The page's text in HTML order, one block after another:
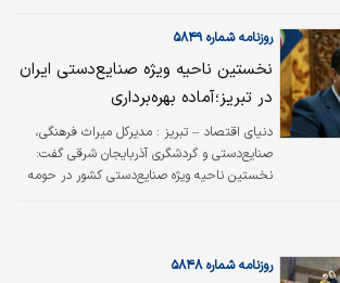
اگر قرار بود از حوالی مرکز تهران به‌سمت نقاط
حداقل باید یک ساعت در ترافیک پایتخت انتظار
بکشید.
روزنامه شماره ۵۸۴۹
نخستین ناحیه ویژه صنایع‌‌‌دستی ایران
در تبریز؛آماده بهره‌‌‌برداری
دنیای اقتصاد – تبریز : مدیرکل میراث فرهنگی،
صنایع‌‌‌دستی و گردشگری آذربایجان شرقی گفت:
نخستین ناحیه ویژه صنایع‌‌‌دستی کشور در حومه
روزنامه شماره ۵۸۴۸